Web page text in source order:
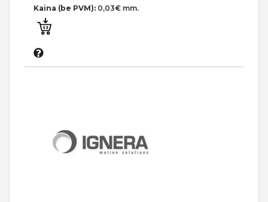
Kaina (be PVM): 0,03€ mm.